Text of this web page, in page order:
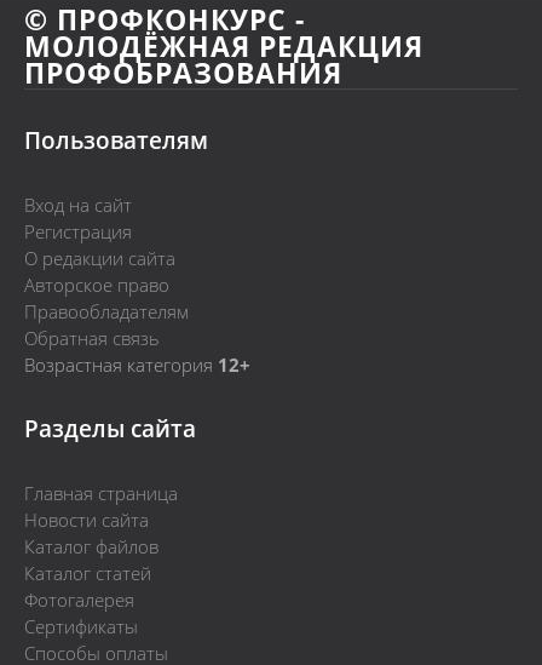
© ПРОФКОНКУРС -
МОЛОДЁЖНАЯ РЕДАКЦИЯ
ПРОФОБРАЗОВАНИЯ
Пользователям
Вход на сайт
Регистрация
О редакции сайта
Авторское право
Правообладателям
Обратная связь
Возрастная категория 12+
Разделы сайта
Главная страница
Новости сайта
Каталог файлов
Каталог статей
Фотогалерея
Сертификаты
Способы оплаты